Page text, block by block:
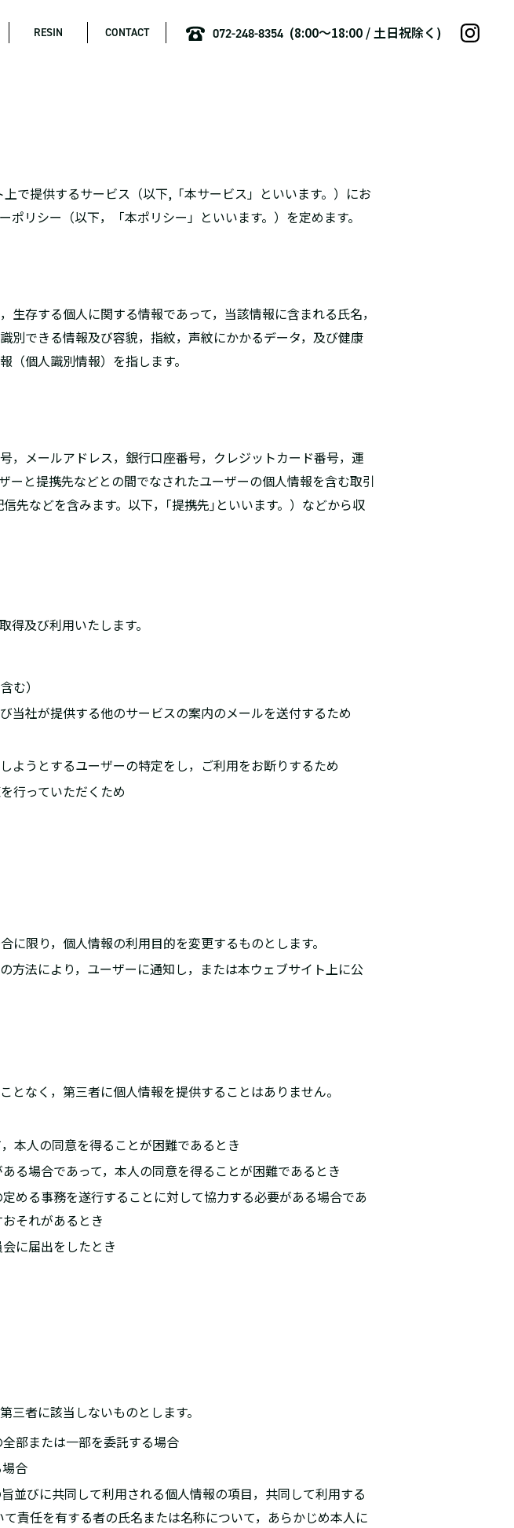
RESIN CONTACT 072-248-8354 (8:00〜18:00 / 土日祝除く)
で提供するサービス（以下,「本サービス」といいます。）にお
リシー（以下，「本ポリシー」といいます。）を定めます。
存する個人に関する情報であって，当該情報に含まれる氏名，
別できる情報及び容貌，指紋，声紋にかかるデータ，及び健康
個人識別情報）を指します。
，メールアドレス，銀行口座番号，クレジットカード番号，運
と提携先などとの間でなされたユーザーの個人情報を含む取引
先などを含みます。以下，｢提携先｣といいます。）などから収
及び利用いたします。
む）
当社が提供する他のサービスの案内のメールを送付するため
ようとするユーザーの特定をし，ご利用をお断りするため
行っていただくため
限り，個人情報の利用目的を変更するものとします。
方法により，ユーザーに通知し，または本ウェブサイト上に公
なく，第三者に個人情報を提供することはありません。
本人の同意を得ることが困難であるとき
る場合であって，本人の同意を得ることが困難であるとき
める事務を遂行することに対して協力する必要がある場合であ
それがあるとき
に届出をしたとき
者に該当しないものとします。
部または一部を委託する場合
合
並びに共同して利用される個人情報の項目，共同して利用する
責任を有する者の氏名または名称について，あらかじめ本人に